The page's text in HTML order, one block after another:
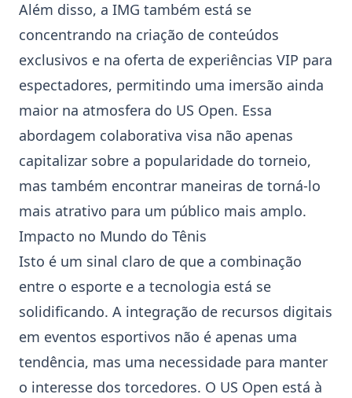
Além disso, a IMG também está se
concentrando na criação de conteúdos
exclusivos e na oferta de experiências VIP para
espectadores, permitindo uma imersão ainda
maior na atmosfera do US Open. Essa
abordagem colaborativa visa não apenas
capitalizar sobre a popularidade do torneio,
mas também encontrar maneiras de torná-lo
mais atrativo para um público mais amplo.
Impacto no Mundo do Tênis
Isto é um sinal claro de que a combinação
entre o esporte e a tecnologia está se
solidificando. A integração de recursos digitais
em eventos esportivos não é apenas uma
tendência, mas uma necessidade para manter
o interesse dos torcedores. O US Open está à